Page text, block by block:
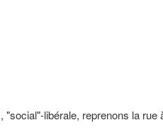
libérale, reprenons la rue